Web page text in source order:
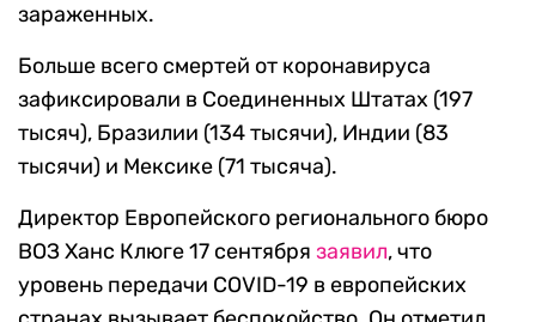
зараженных.
Больше всего смертей от коронавируса
зафиксировали в Соединенных Штатах (197
тысяч), Бразилии (134 тысячи), Индии (83
тысячи) и Мексике (71 тысяча).
Директор Европейского регионального бюро
ВОЗ Ханс Клюге 17 сентября заявил, что
уровень передачи COVID-19 в европейских